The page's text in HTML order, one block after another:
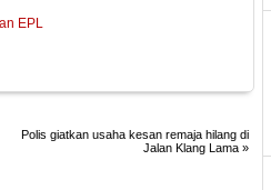
EPL
Polis giatkan usaha kesan remaja hilang di
Jalan Klang Lama »